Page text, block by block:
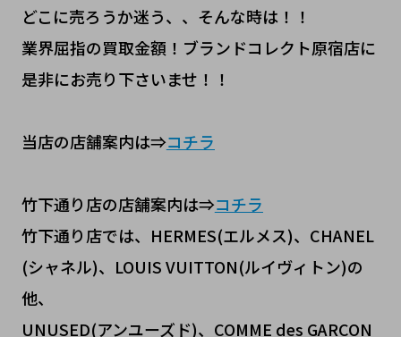
どこに売ろうか迷う、、そんな時は！！
業界屈指の買取金額！ブランドコレクト原宿店に
是非にお売り下さいませ！！
当店の店舗案内は⇒コチラ
竹下通り店の店舗案内は⇒コチラ
竹下通り店では、HERMES(エルメス)、CHANEL
(シャネル)、LOUIS VUITTON(ルイヴィトン)の
他、
UNUSED(アンユーズド)、COMME des GARCON